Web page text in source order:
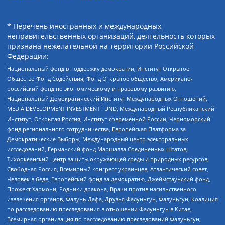
* Перечень иностранных и международных
неправительственных организаций, деятельность которых
признана нежелательной на территории Российской
Федерации:
Национальный фонд в поддержку демократии, Институт Открытое
Общество Фонд Содействия, Фонд Открытое общество, Американо-
российский фонд по экономическому и правовому развитию,
Национальный Демократический Институт Международных Отношений,
MEDIA DEVELOPMENT INVESTMENT FUND, Международный Республиканский
Институт, Открытая Россия, Институт современной России, Черноморский
фонд регионального сотрудничества, Европейская Платформа за
Демократические Выборы, Международный центр электоральных
исследований, Германский фонд Маршалла Соединенных Штатов,
Тихоокеанский центр защиты окружающей среды и природных ресурсов,
Свободная Россия, Всемирный конгресс украинцев, Атлантический совет,
Человек в беде, Европейский фонд за демократию, Джеймстаунский фонд,
Прожект Хармони, Родники дракона, Врачи против насильственного
извлечения органов, Фалунь Дафа, Друзья Фалуньгун, Фалуньгун, Коалиция
по расследованию преследования в отношении Фалуньгун в Китае,
Всемирная организация по расследованию преследований Фалуньгун,